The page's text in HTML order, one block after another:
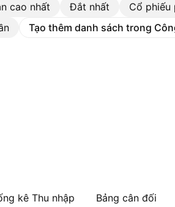
cao nhất Đắt nhất Cổ phiếu
Tạo thêm danh sách trong
kê Thu nhập Bảng cân đối